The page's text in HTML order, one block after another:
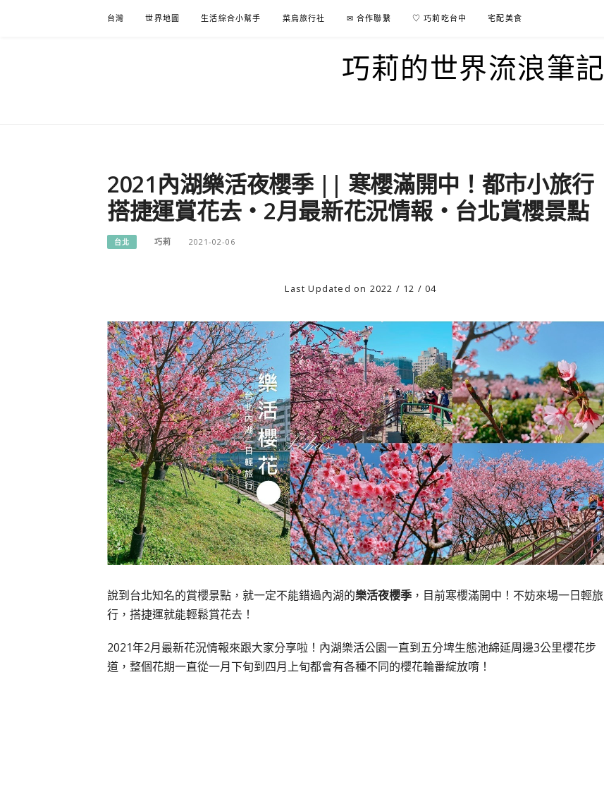
台灣 世界地圖 生活綜合小幫手 菜鳥旅行社 ✉ 合作聯繫 ♡ 巧莉吃台中 宅配美食
巧莉的世界流浪筆記
2021內湖樂活夜櫻季 || 寒櫻滿開中！都市小旅行
搭捷運賞花去・2月最新花況情報・台北賞櫻景點
台北 巧莉 2021-02-06
Last Updated on 2022 / 12 / 04
說到台北知名的賞櫻景點，就一定不能錯過內湖的樂活夜櫻季 ，目前寒櫻滿開中！不妨來場一日輕旅
行，搭捷運就能輕鬆賞花去！
2021年2月最新花況情報來跟大家分享啦！內湖樂活公園一直到五分埤生態池綿延周邊3公里櫻花步
道，整個花期一直從一月下旬到四月上旬都會有各種不同的櫻花輪番綻放唷！